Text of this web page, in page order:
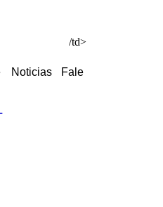
/td>
Noticias Fale